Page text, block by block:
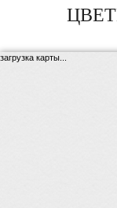
загрузка карты...